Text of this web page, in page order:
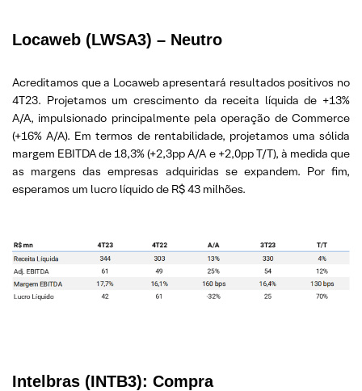
Locaweb (LWSA3) – Neutro
Acreditamos que a Locaweb apresentará resultados positivos no
4T23. Projetamos um crescimento da receita líquida de +13%
A/A, impulsionado principalmente pela operação de Commerce
(+16% A/A). Em termos de rentabilidade, projetamos uma sólida
margem EBITDA de 18,3% (+2,3pp A/A e +2,0pp T/T), à medida que
as margens das empresas adquiridas se expandem. Por fim,
esperamos um lucro líquido de R$ 43 milhões.
Intelbras (INTB3): Compra